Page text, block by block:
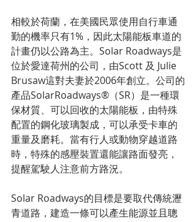
相較於荷蘭，在美國民眾使用自行車通
勤的機率只有1%，因此太陽能板車道的
計畫仍以公路為主。Solar Roadways是
位於愛達荷州的公司，由Scott 及 Julie
Brusaw這對夫妻於2006年創立。公司的
產品SolarRoadways®（SR）是一種環
保材質、可以回收的太陽能板，由特殊
配置的鋼化玻璃製成，可以承受卡車的
重量及磨耗。當有行人或動物穿越道路
時，特殊的感壓裝置還能讓路面發亮，
提醒駕駛人注意前方路況。
Solar Roadways的目標是要取代傳統瀝
青道路，建造一條可以產生能源並且聰